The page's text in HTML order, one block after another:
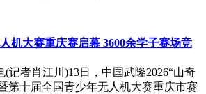
机大赛重庆赛启幕 3600余学子赛场竞
(记者肖江川)13日，中国武隆2026“山奇
第十届全国青少年无人机大赛重庆市赛